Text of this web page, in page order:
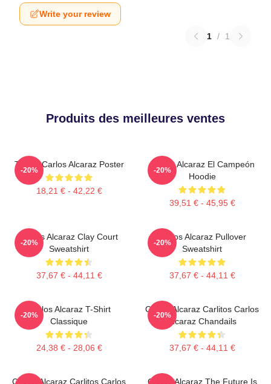
Write your review
1 / 1
Produits des meilleures ventes
Tennis Carlos Alcaraz Poster
18,21 € - 42,22 €
-20%
Carlos Alcaraz El Campeón
Hoodie
39,51 € - 45,95 €
-20%
Carlos Alcaraz Clay Court
Sweatshirt
37,67 € - 44,11 €
-20%
Carlos Alcaraz Pullover
Sweatshirt
37,67 € - 44,11 €
-20%
Carlos Alcaraz T-Shirt
Classique
24,38 € - 28,06 €
-20%
Carlos Alcaraz Carlitos Carlos
Alcaraz Chandails
37,67 € - 44,11 €
-20%
Carlos Alcaraz Carlitos Carlos
Carlos Alcaraz The Future Is